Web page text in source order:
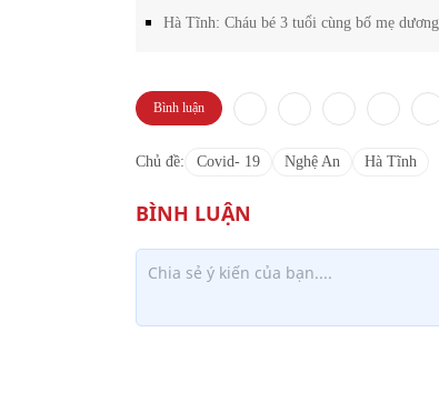
Hà Tĩnh: Cháu bé 3 tuổi cùng bố mẹ
Bình luận
Chủ đề: Covid- 19 Nghệ An Hà Tĩnh